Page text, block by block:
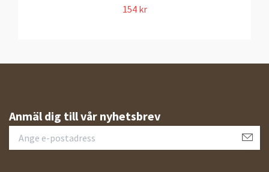
154 kr
Anmäl dig till vår nyhetsbrev